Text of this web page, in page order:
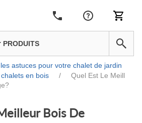
PRODUITS
astuces pour votre chalet de jardin
en bois /
Quel Est Le Meill
Bois De